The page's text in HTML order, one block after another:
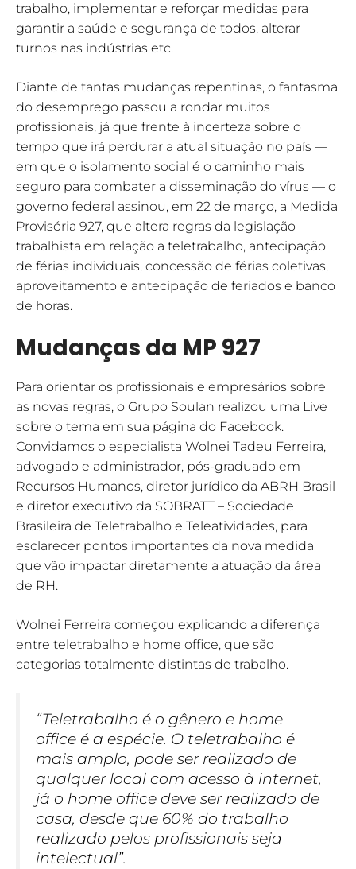
trabalho, implementar e reforçar medidas para
garantir a saúde e segurança de todos, alterar
turnos nas indústrias etc.
Diante de tantas mudanças repentinas, o fantasma
do desemprego passou a rondar muitos
profissionais, já que frente à incerteza sobre o
tempo que irá perdurar a atual situação no país —
em que o isolamento social é o caminho mais
seguro para combater a disseminação do vírus — o
governo federal assinou, em 22 de março, a Medida
Provisória 927, que altera regras da legislação
trabalhista em relação a teletrabalho, antecipação
de férias individuais, concessão de férias coletivas,
aproveitamento e antecipação de feriados e banco
de horas.
Mudanças da MP 927
Para orientar os profissionais e empresários sobre
as novas regras, o Grupo Soulan realizou uma Live
sobre o tema em sua página do Facebook.
Convidamos o especialista Wolnei Tadeu Ferreira,
advogado e administrador, pós-graduado em
Recursos Humanos, diretor jurídico da ABRH Brasil
e diretor executivo da SOBRATT – Sociedade
Brasileira de Teletrabalho e Teleatividades, para
esclarecer pontos importantes da nova medida
que vão impactar diretamente a atuação da área
de RH.
Wolnei Ferreira começou explicando a diferença
entre teletrabalho e home office, que são
categorias totalmente distintas de trabalho.
“Teletrabalho é o gênero e home
office é a espécie. O teletrabalho é
mais amplo, pode ser realizado de
qualquer local com acesso à internet,
já o home office deve ser realizado de
casa, desde que 60% do trabalho
realizado pelos profissionais seja
intelectual”.